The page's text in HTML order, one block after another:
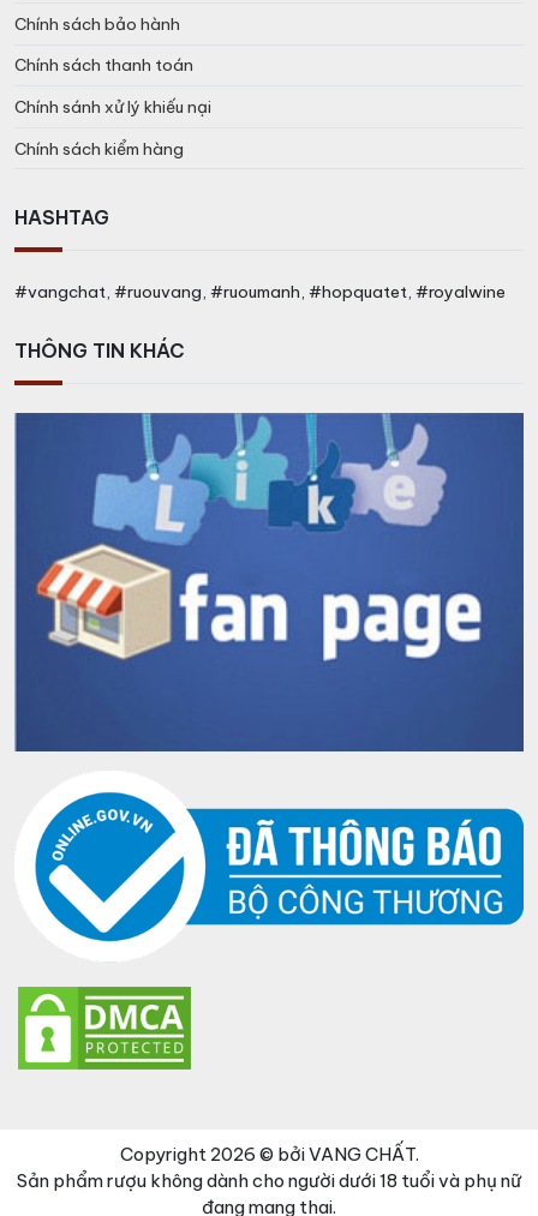
Chính sách bảo hành
Chính sách thanh toán
Chính sánh xử lý khiếu nại
Chính sách kiểm hàng
HASHTAG
#vangchat, #ruouvang, #ruoumanh, #hopquatet, #royalwine
THÔNG TIN KHÁC
Copyright 2026 © bởi VANG CHẤT.
Sản phẩm rượu không dành cho người dưới 18 tuổi và phụ nữ
đang mang thai.